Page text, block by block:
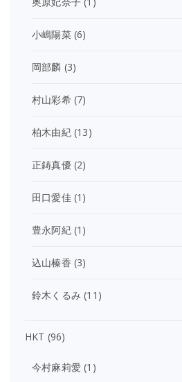
小嶋陽菜(6)
岡部麟 (3)
村山彩希(7)
柏木由紀(13)
正鋳真優(2)
田口愛佳(1)
豊永阿紀(1)
込山榛香 (3)
鈴木くるみ (11)
HKT (96)
今村麻莉愛 (1)